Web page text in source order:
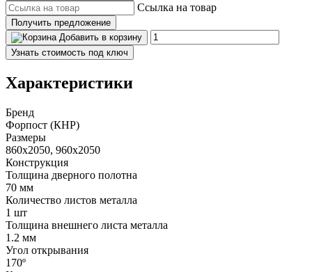
Ссылка на товар
Получить предложение
Добавить в корзину
Узнать стоимость под ключ
Характеристики
Бренд
Форпост (КНР)
Размеры
860x2050, 960x2050
Конструкция
Толщина дверного полотна
70 мм
Количество листов металла
1 шт
Толщина внешнего листа металла
1.2 мм
Угол открывания
170º